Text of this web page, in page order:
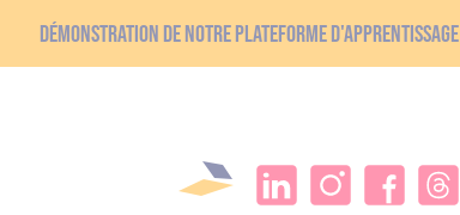
Démonstration de notre plateforme d'apprentissage